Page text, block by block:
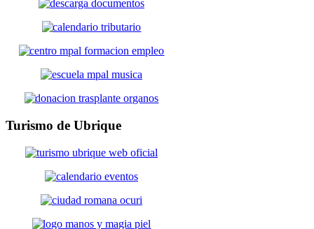
Turismo de Ubrique